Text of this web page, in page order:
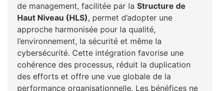
de management, facilitée par la Structure de
Haut Niveau (HLS), permet d’adopter une
approche harmonisée pour la qualité,
l’environnement, la sécurité et même la
cybersécurité. Cette intégration favorise une
cohérence des processus, réduit la duplication
des efforts et offre une vue globale de la
performance organisationnelle. Les bénéfices ne